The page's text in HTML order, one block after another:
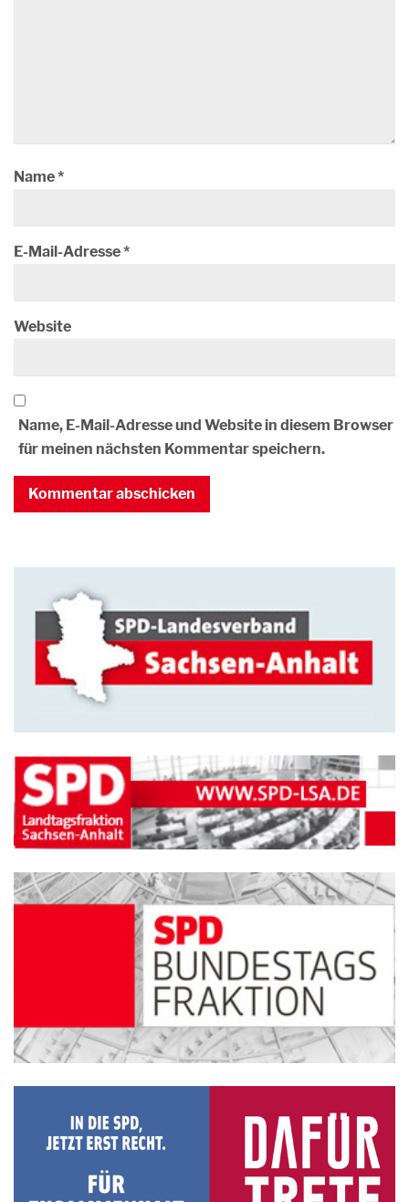
Name*
E-Mail-Adresse*
Website
Name, E-Mail-Adresse und Website in diesem Browser
für meinen nächsten Kommentar speichern.